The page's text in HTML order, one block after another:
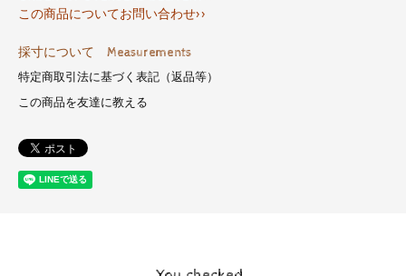
この商品についてお問い合わせ>>
採寸について Measurements
特定商取引法に基づく表記（返品等）
この商品を友達に教える